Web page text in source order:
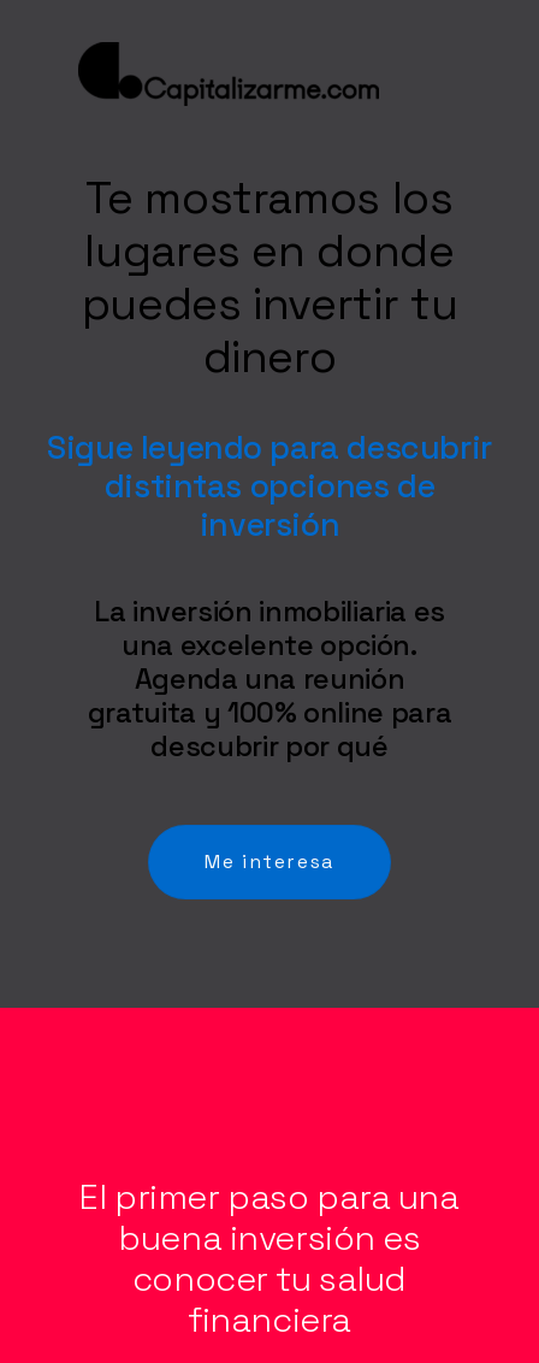
Te mostramos los
lugares en donde
puedes invertir tu
dinero
Sigue leyendo para descubrir
distintas opciones de
inversión
La inversión inmobiliaria es
una excelente opción.
Agenda una reunión
gratuita y 100% online para
descubrir por qué
Me interesa
El primer paso para una
buena inversión es
conocer tu salud
financiera